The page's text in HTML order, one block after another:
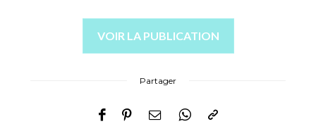
VOIR LA PUBLICATION
Partager